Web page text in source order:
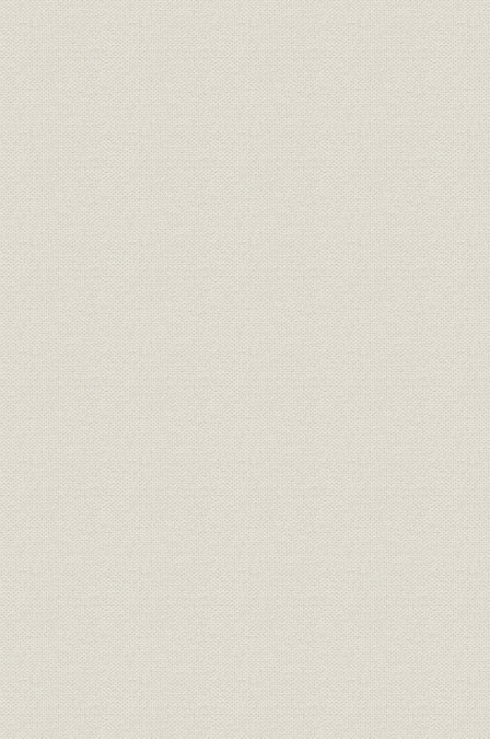
4. 新通信社へ急展開
第1章 草創期(伊藤時代)―1945年11月~1949年7月―
第1節 共同通信社の発足
1. 窮乏と混乱の中で
2. 飢餓と闘う記者たち
第2節 苦難のかじ取り
1. インフレ下の経営難
2. 地方部を新設
3. 労働争議が多発
4. 新興紙ブーム
5. 初期の対外発信
第3節 通信革命・文字電送の開発
1. 技術革新の第1弾
2. 名簿送信に威力
第4節 GHQの報道検閲
1. 二重の役割演じる